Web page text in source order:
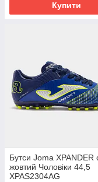
Купити
Бутси Joma XPANDER
жовтий Чоловіки 44,5
XPAS2304AG